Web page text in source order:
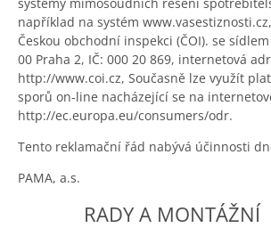
například na systém
Českou obchodní inspekci (ČOI). se
00 Praha 2, IČ: 000 20 869, internetová
http://www.coi.cz, Současně lze využít
sporů on-line nacházející se na
http://ec.europa.eu/consumers/odr.
Tento reklamační řád nabývá účinnosti
PAMA, a.s.
RADY A MONTÁŽNÍ